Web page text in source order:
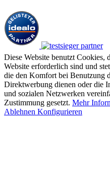
Diese Website benutzt Cookies,
Website erforderlich sind und
die den Komfort bei Benutzung
Direktwerbung dienen oder die
und sozialen Netzwerken
Zustimmung gesetzt. Mehr
Ablehnen Konfigurieren